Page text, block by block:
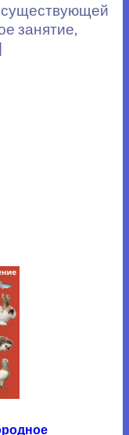
существующей
занятие,